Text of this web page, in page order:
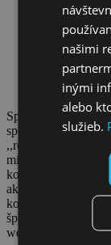
Spolu s VVS bude
spoločných
,,roadshow“) a
miest a obcí
kontrolóri, členovia
akcionárov VVS
komunikáciou v
špecializovaných
webportálu,
našimi
inými
alebo
služieb.